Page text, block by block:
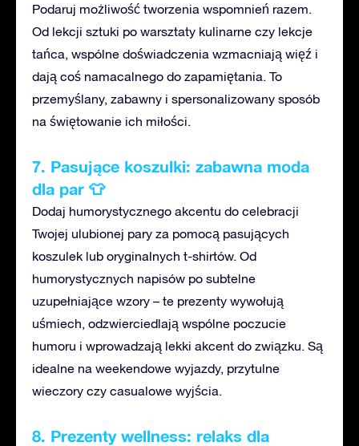
Podaruj możliwość tworzenia wspomnień razem.
Od lekcji sztuki po warsztaty kulinarne czy lekcje
tańca, wspólne doświadczenia wzmacniają więź i
dają coś namacalnego do zapamiętania. To
przemyślany, zabawny i spersonalizowany sposób
na świętowanie ich miłości.
7. Pasujące koszulki: zabawna moda
dla par 👕
Dodaj humorystycznego akcentu do celebracji
Twojej ulubionej pary za pomocą pasujących
koszulek lub oryginalnych t-shirtów. Od
humorystycznych napisów po subtelne
uzupełniające wzory – te prezenty wywołują
uśmiech, odzwierciedlają wspólne poczucie
humoru i wprowadzają lekki akcent do związku. Są
idealne na weekendowe wyjazdy, przytulne
wieczory czy casualowe wyjścia.
8. Prezenty wellness: relaks dla